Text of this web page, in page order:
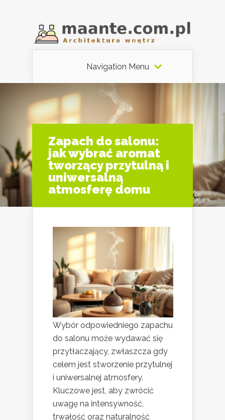
Navigation Menu
Zapach do salonu:
jak wybrać aromat
tworzący przytulną i
uniwersalną
atmosferę domu
Wybór odpowiedniego zapachu
do salonu może wydawać się
przytłaczający, zwłaszcza gdy
celem jest stworzenie przytulnej
i uniwersalnej atmosfery.
Kluczowe jest, aby zwrócić
uwagę na intensywność,
trwałość oraz naturalność